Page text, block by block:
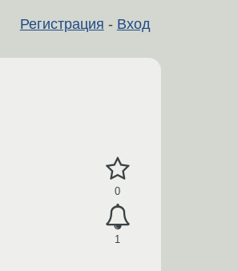
Регистрация - Вход
0
1